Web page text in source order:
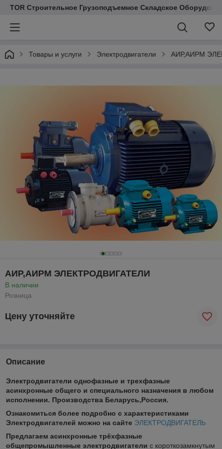
TOR Строительное Грузоподъемное Складское
Товары и услуги Электродвигатели АИР,АИРМ
АИР,АИРМ ЭЛЕКТРОДВИГАТЕЛИ
В наличии
Розница
Цену уточняйте
Описание
Электродвигатели однофазные и трехфазные
асинхронные общего и специального назначения в любом
исполнении. Производства Беларусь,Россия.
Ознакомиться более подробно с характеристиками
Электродвигателей можно на сайте ЭЛЕКТРОДВИГАТЕЛЬ
Предлагаем асинхронные трёхфазные
общепромышленные электродвигатели с короткозамкнутым